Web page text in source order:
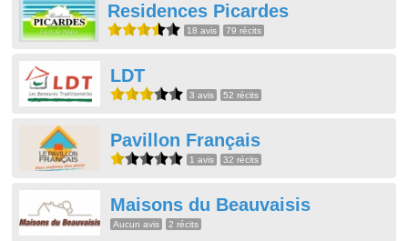
Residences Picardes
18 avis 79 récits
LDT
3 avis 52 récits
Pavillon Français
1 avis 32 récits
Maisons du Beauvaisis
Aucun avis 2 récits